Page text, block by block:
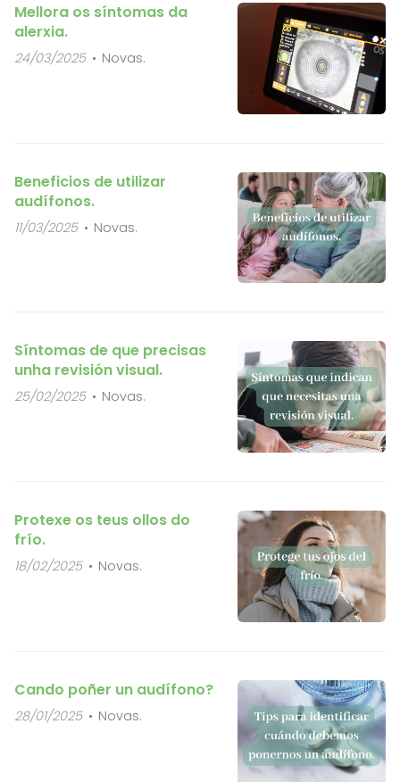
Mellora os síntomas da
alerxia.
24/03/2025 Novas.
Beneficios de utilizar
audífonos.
11/03/2025 Novas.
Síntomas de que precisas
unha revisión visual.
25/02/2025 Novas.
Protexe os teus ollos do
frío.
18/02/2025 Novas.
Cando poñer un audífono?
28/01/2025 Novas.